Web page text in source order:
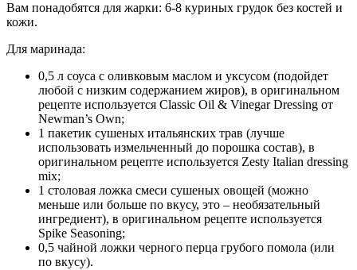
Вам понадобятся для жарки: 6-8 куриных грудок без костей и
кожи.
Для маринада:
0,5 л соуса с оливковым маслом и уксусом (подойдет
любой с низким содержанием жиров), в оригинальном
рецепте используется Classic Oil & Vinegar Dressing от
Newman’s Own;
1 пакетик сушеных итальянских трав (лучше
использовать измельченный до порошка состав), в
оригинальном рецепте используется Zesty Italian dressing
mix;
1 столовая ложка смеси сушеных овощей (можно
меньше или больше по вкусу, это – необязательный
ингредиент), в оригинальном рецепте используется
Spike Seasoning;
0,5 чайной ложки черного перца грубого помола (или
по вкусу).